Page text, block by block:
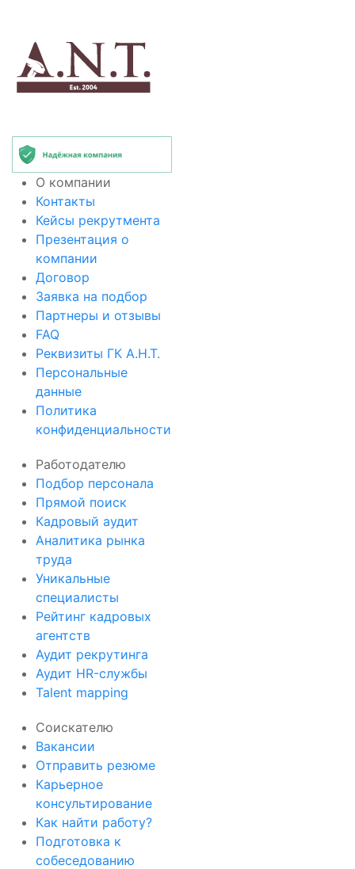
О компании
Контакты
Кейсы рекрутмента
Презентация о
компании
Договор
Заявка на подбор
Партнеры и отзывы
FAQ
Реквизиты ГК А.Н.Т.
Персональные
данные
Политика
конфиденциальности
Работодателю
Подбор персонала
Прямой поиск
Кадровый аудит
Аналитика рынка
труда
Уникальные
специалисты
Рейтинг кадровых
агентств
Аудит рекрутинга
Аудит HR-службы
Talent mapping
Соискателю
Вакансии
Отправить резюме
Карьерное
консультирование
Как найти работу?
Подготовка к
собеседованию